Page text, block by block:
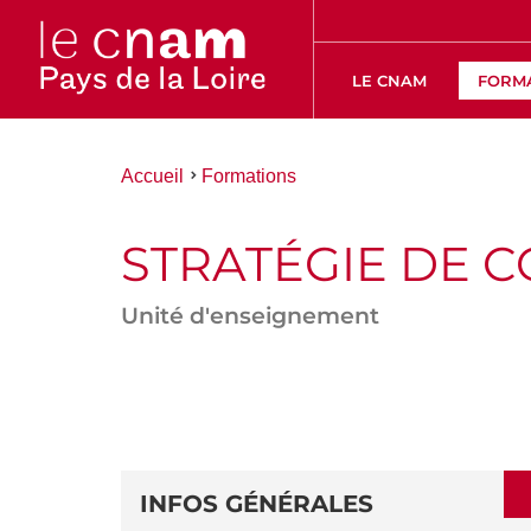
LE CNAM
Vous
Accueil Formations
STRATÉGIE DE
Unité d'enseignement
DE
DÉTAILS
INFOS GÉNÉRALES